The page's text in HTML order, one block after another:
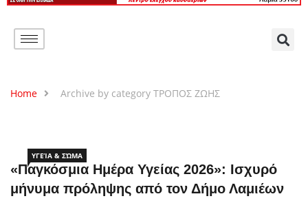
Home Archive by category ΤΡΟΠΟΣ ΖΩΗΣ
ΥΓΕΊΑ & ΣΏΜΑ
«Παγκόσμια Ημέρα Υγείας 2026»: Ισχυρό
μήνυμα πρόληψης από τον Δήμο Λαμιέων